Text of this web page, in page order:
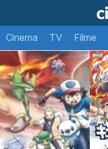
Cinema TV Filme